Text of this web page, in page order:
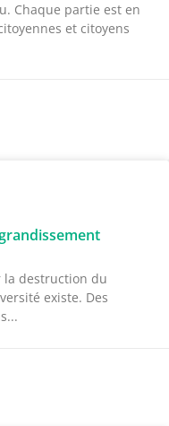
Chaque partie est en
et citoyens
la destruction du
existe. Des